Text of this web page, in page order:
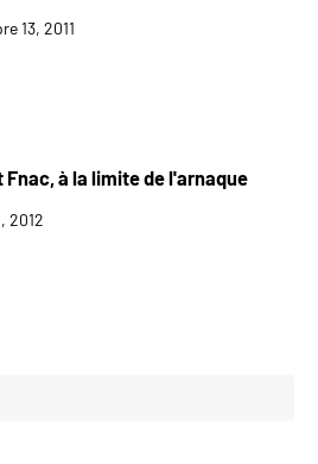
13, 2011
à la limite de l'arnaque
2012